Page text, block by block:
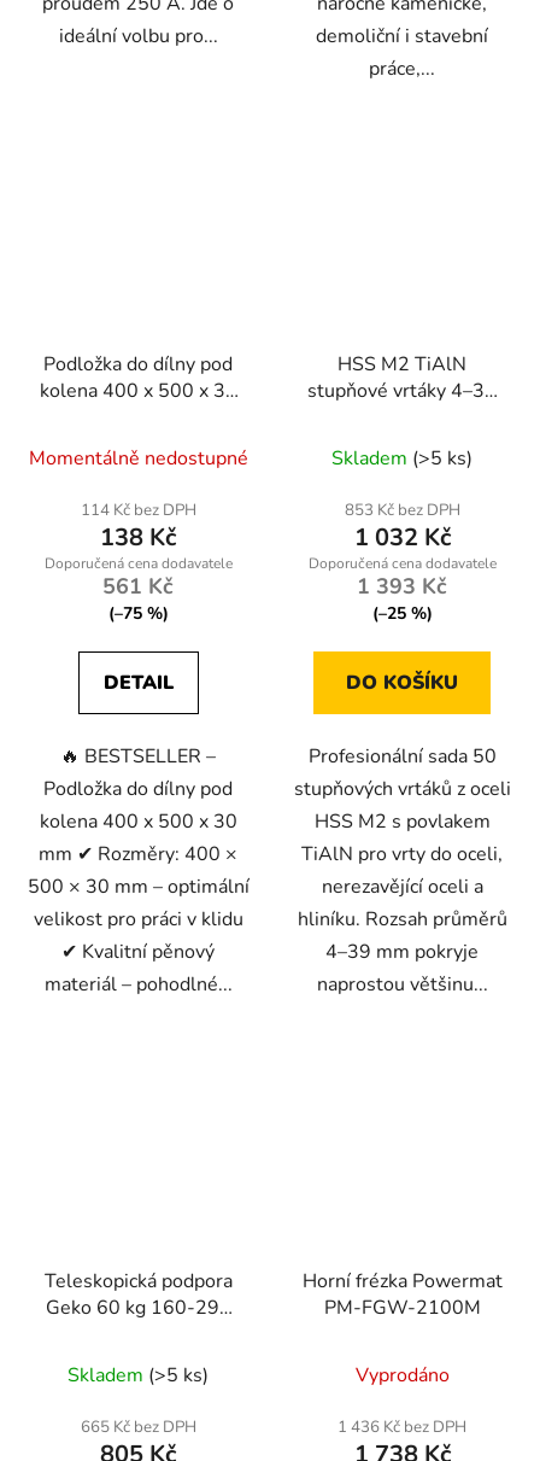
ideální volbu pro...
demoliční i stavební
práce,...
Podložka do dílny pod
kolena 400 x 500 x 30
Momentálně nedostupné
114 Kč bez DPH
138 Kč
561 Kč
(–75 %)
DETAIL
🔥 BESTSELLER –
Podložka do dílny pod
kolena 400 x 500 x 30
mm ✔ Rozměry: 400 ×
500 × 30 mm – optimální
velikost pro práci v klidu
✔ Kvalitní pěnový
materiál – pohodlné...
HSS M2 TiAlN
stupňové vrtáky 4–39
Skladem (>5 ks)
853 Kč bez DPH
1 032 Kč
1 393 Kč
(–25 %)
DO KOŠÍKU
Profesionální sada 50
stupňových vrtáků z oceli
HSS M2 s povlakem
TiAlN pro vrty do oceli,
nerezavějící oceli a
hliníku. Rozsah průměrů
4–39 mm pokryje
naprostou většinu...
Teleskopická podpora
Geko 60 kg 160-290
pro profesionály
Skladem (>5 ks)
665 Kč bez DPH
805 Kč
Horní frézka Powermat
PM-FGW-2100M
Vyprodáno
1 436 Kč bez DPH
1 738 Kč